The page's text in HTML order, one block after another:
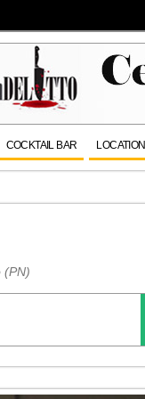
COCKTAIL BAR LOCATION
(PN)